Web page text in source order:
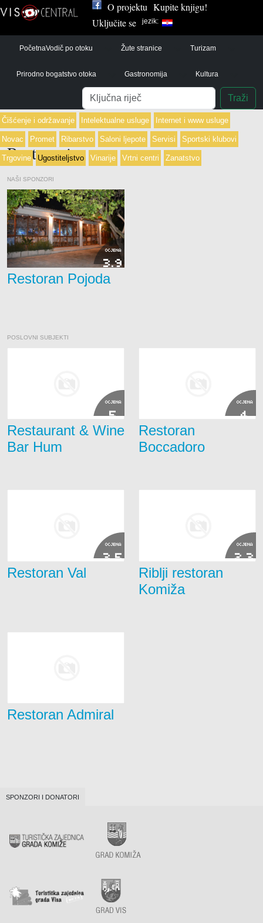
O projektu Kupite knjigu!
Uključite se
jezik:
PočetnaVodič po otoku Žute stranice Turizam
Prirodno bogatstvo otoka Gastronomija Kultura
Pretraga
Traži
Čišćenje i održavanje Intelektualne usluge Internet i www usluge
Novac Promet Ribarstvo Saloni ljepote Servisi Sportski klubovi
Trgovine Ugostiteljstvo Vinarije Vrtni centri Zanatstvo
Restorani
NAŠI SPONZORI
OCJENA
3.9
Restoran Pojoda
POSLOVNI SUBJEKTI
OCJENA
5
Restaurant & Wine
Bar Hum
OCJENA
4
Restoran
Boccadoro
OCJENA
3.5
Restoran Val
OCJENA
2.3
Riblji restoran
Komiža
Restoran Admiral
SPONZORI I DONATORI